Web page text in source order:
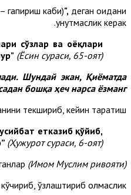
гапириш каби)", деган қоидани
унутмаслик керак.
сўзлар ва оёқлари
(Ёсин сураси, 65-оят).
Шундай экан, Қиёматда
бошқа ҳеч нарса ёзманг!”.
текшириб, кейин тарқатиш.
етказиб қўйиб,
(Ҳужурот сураси, 6-оят).
(Имом Муслим ривояти).
кўчириб, ўзлаштириб олмаслик.